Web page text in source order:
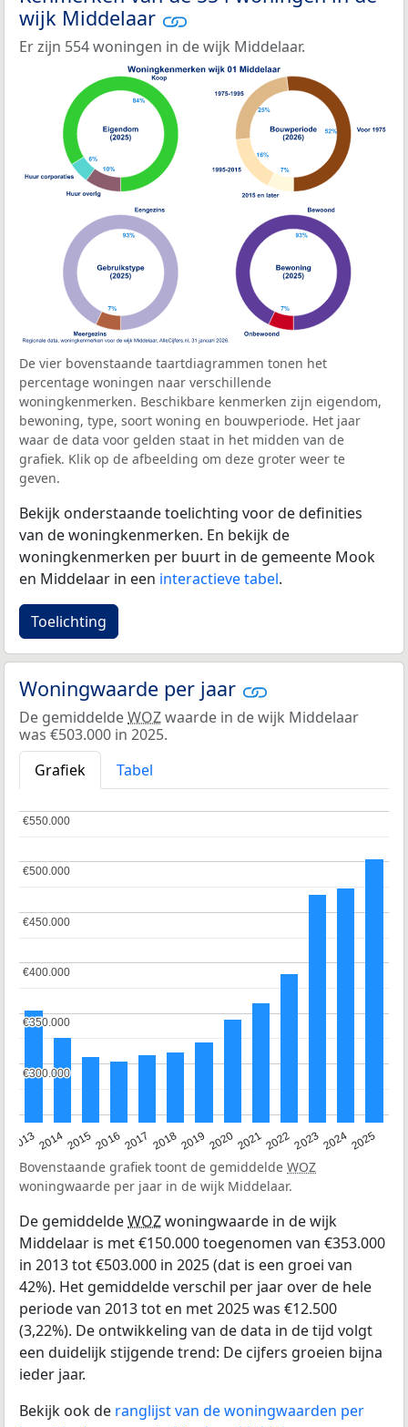
wijk Middelaar
Er zijn 554 woningen in de wijk Middelaar.
De vier bovenstaande taartdiagrammen tonen het
percentage woningen naar verschillende
woningkenmerken. Beschikbare kenmerken zijn eigendom,
bewoning, type, soort woning en bouwperiode. Het jaar
waar de data voor gelden staat in het midden van de
grafiek. Klik op de afbeelding om deze groter weer te
geven.
Bekijk onderstaande toelichting voor de definities
van de woningkenmerken. En bekijk de
woningkenmerken per buurt in de gemeente Mook
en Middelaar in een interactieve tabel.
Toelichting
Woningwaarde per jaar
De gemiddeldeWOZwaarde in de wijk Middelaar
was €503.000 in 2025.
Grafiek
Tabel
20132014201520162017 20182019 202020212022202320242025
€300.000
€300.000
€350.000
€350.000
€400.000
€400.000
€450.000
€450.000
€500.000
€500.000
€550.000
€550.000
Bovenstaande grafiek toont de gemiddelde WOZ
woningwaarde per jaar in de wijk Middelaar.
De gemiddeldeWOZwoningwaarde in de wijk
Middelaar is met €150.000 toegenomen van €353.000
in 2013 tot €503.000 in 2025 (dat is een groei van
42%). Het gemiddelde verschil per jaar over de hele
periode van 2013 tot en met 2025 was €12.500
(3,22%). De ontwikkeling van de data in de tijd volgt
een duidelijk stijgende trend: De cijfers groeien bijna
ieder jaar.
Bekijk ook de ranglijst van de woningwaarden per